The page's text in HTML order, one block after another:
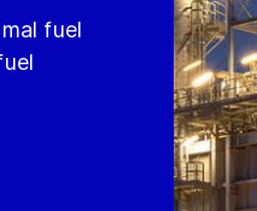
fuel